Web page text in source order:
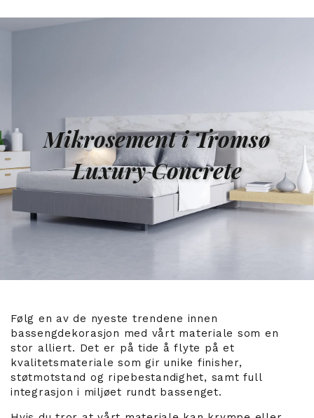
Mikrosement i Tromsø
Luxury Concrete
Følg en av de nyeste trendene innen
bassengdekorasjon med vårt materiale som en
stor alliert. Det er på tide å flyte på et
kvalitetsmateriale som gir unike finisher,
støtmotstand og ripebestandighet, samt full
integrasjon i miljøet rundt bassenget.